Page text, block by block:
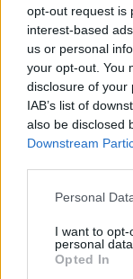
opt-out request is
interest-based
us or personal
your opt-out. You
disclosure of your
IAB’s list of
also be disclosed
Downstream
Please note that
not limited to
grant or deny
use your data for
Personal
I want to
personal data.
Opted In
διαμορφωμένα
Τα δωμάτια
και αίσθηση
και να
εισβάλει στο
μπαλκόνια. Είναι
Οι τετράποδοι